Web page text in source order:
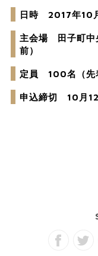
日時 2017年10
主会場 田子町中
前）
定員 100名（先
申込締切 10月